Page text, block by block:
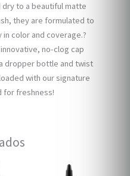
dry to a beautiful matte
they are formulated to
color and coverage.?
no-clog cap
dropper bottle and twist
with our signature
for freshness!